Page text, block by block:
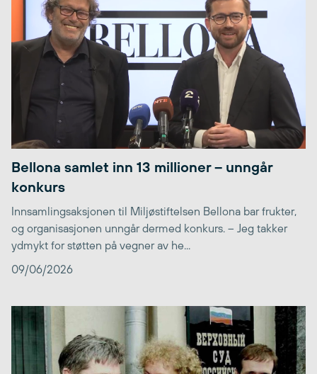
Bellona samlet inn 13 millioner – unngår
konkurs
Innsamlingsaksjonen til Miljøstiftelsen Bellona bar frukter,
og organisasjonen unngår dermed konkurs. – Jeg takker
ydmykt for støtten på vegner av he...
09/06/2026